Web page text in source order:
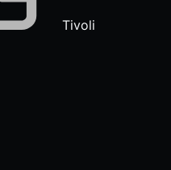
Tivoli